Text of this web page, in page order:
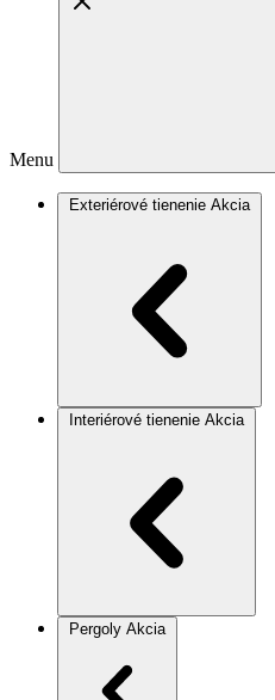
Menu
Exteriérové tienenie Akcia
Interiérové tienenie Akcia
Pergoly Akcia